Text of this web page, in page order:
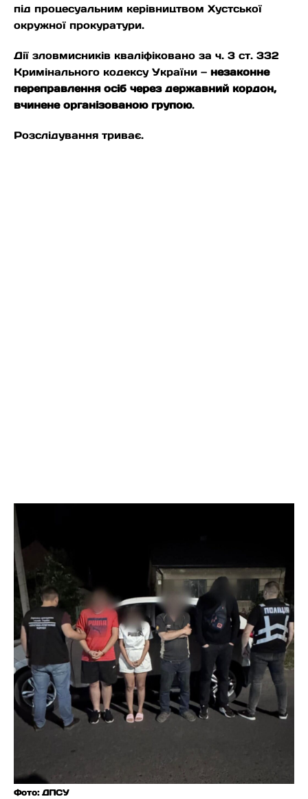
під процесуальним керівництвом Хустської
окружної прокуратури.
Дії зловмисників кваліфіковано за ч. 3 ст. 332
Кримінального кодексу України — незаконне
переправлення осіб через державний кордон,
вчинене організованою групою.
Розслідування триває.
Фото: ДПСУ